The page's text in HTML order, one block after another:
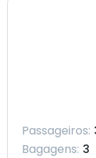
Passageiros:
Bagagens: 3